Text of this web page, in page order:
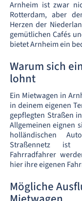
Arnheim ist zwar
Rotterdam, aber
Herzen der
gemütlichen Cafés
bietet Arnheim ein
Warum sich
lohnt
Ein Mietwagen in
in deinem eigenen
gepflegten Straßen
Allgemeinen eignen
holländischen
Straßennetz ist
Fahrradfahrer
hier ihre eigenen
Mögliche